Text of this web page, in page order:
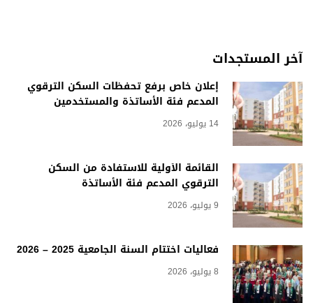
آخر المستجدات
إعلان خاص برفع تحفظات السكن الترقوي
المدعم فئة الأساتذة والمستخدمين
14 يوليو، 2026
القائمة الأولية للاستفادة من السكن
الترقوي المدعم فئة الأساتذة
9 يوليو، 2026
فعاليات اختتام السنة الجامعية 2025 – 2026
8 يوليو، 2026